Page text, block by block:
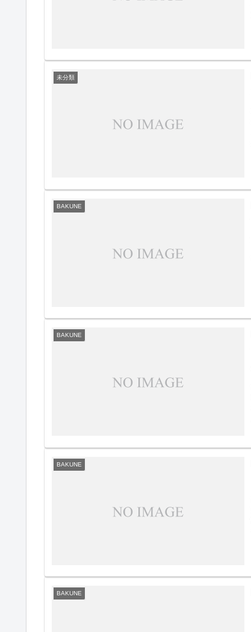
未分類
BAKUNE
BAKUNE
BAKUNE
BAKUNE